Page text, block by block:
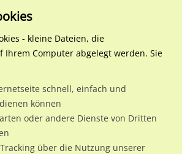
Nordrhein-
Krefeld, Stadt
Glockenspitz 19 (B 57) VS
19 (B 57) VS
Stadt
- kleine Dateien, die
Ihrem Computer abgelegt werden. Sie
schnell, einfach und
können
oder andere Dienste von Dritten
über die Nutzung unserer